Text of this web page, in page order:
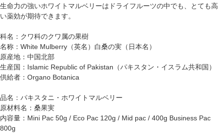
生命力の強いホワイトマルベリーはドライフルーツの中でも、とても高
い薬効が期待できます。
科名：クワ科のクワ属の果樹
名称：White Mulberry（英名）白桑の実（日本名）
原産地：中国北部
生産国：Islamic Republic of Pakistan（パキスタン・イスラム共和国）
供給者：Organo Botanica
品名：パキスタニ・ホワイトマルベリー
原材料名：桑果実
内容量：Mini Pac 50g / Eco Pac 120g / Mid pac / 400g Business Pac
800g